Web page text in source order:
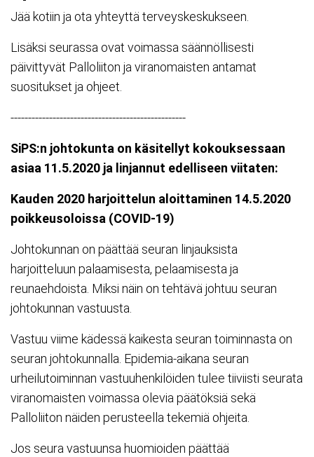
Jää kotiin ja ota yhteyttä terveyskeskukseen.
Lisäksi seurassa ovat voimassa säännöllisesti
päivittyvät Palloliiton ja viranomaisten antamat
suositukset ja ohjeet.
--------------------------------------------------
SiPS:n johtokunta on käsitellyt kokouksessaan
asiaa 11.5.2020 ja linjannut edelliseen viitaten:
Kauden 2020 harjoittelun aloittaminen 14.5.2020
poikkeusoloissa (COVID-19)
Johtokunnan on päättää seuran linjauksista
harjoitteluun palaamisesta, pelaamisesta ja
reunaehdoista. Miksi näin on tehtävä johtuu seuran
johtokunnan vastuusta.
Vastuu viime kädessä kaikesta seuran toiminnasta on
seuran johtokunnalla. Epidemia-aikana seuran
urheilutoiminnan vastuuhenkilöiden tulee tiiviisti seurata
viranomaisten voimassa olevia päätöksiä sekä
Palloliiton näiden perusteella tekemiä ohjeita.
Jos seura vastuunsa huomioiden päättää